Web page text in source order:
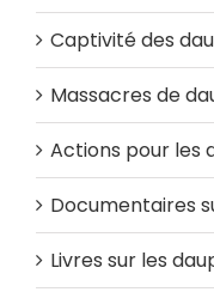
Captivité des
Massacres de
Actions pour les
Documentaires
Livres sur les